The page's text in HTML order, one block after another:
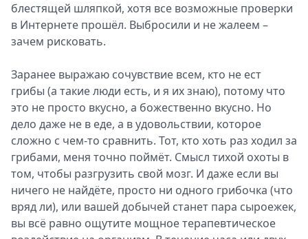
блестящей шляпкой, хотя все возможные проверки
в Интернете прошёл. Выбросили и не жалеем –
зачем рисковать.
Заранее выражаю сочувствие всем, кто не ест
грибы (а такие люди есть, и я их знаю), потому что
это не просто вкусно, а божественно вкусно. Но
дело даже не в еде, а в удовольствии, которое
сложно с чем-то сравнить. Тот, кто хоть раз ходил за
грибами, меня точно поймёт. Смысл тихой охоты в
том, чтобы разгрузить свой мозг. И даже если вы
ничего не найдёте, просто ни одного грибочка (что
вряд ли), или вашей добычей станет пара сыроежек,
вы всё равно ощутите мощное терапевтическое